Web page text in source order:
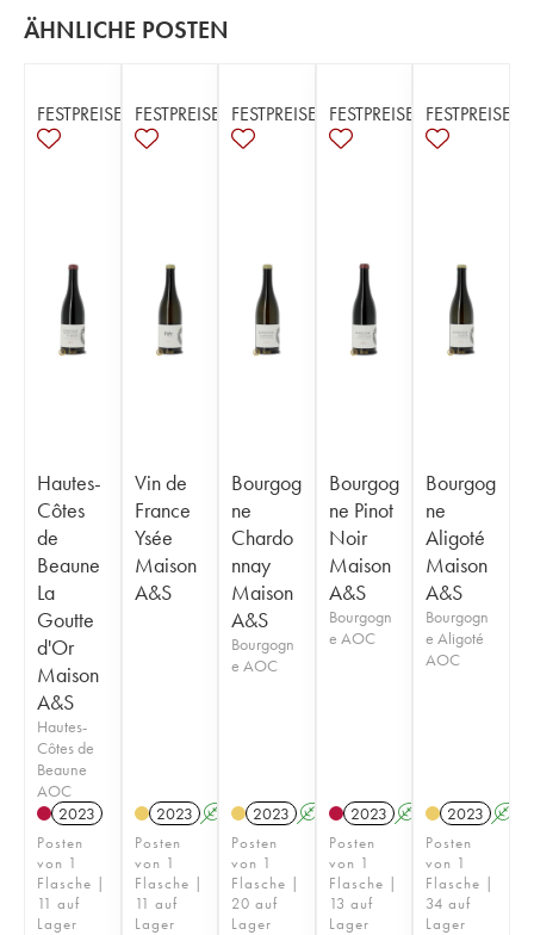
ÄHNLICHE POSTEN
FESTPREISE
Hautes-
Côtes
de
Beaune
La
Goutte
d'Or
Maison
A&S
Hautes-
Côtes de
Beaune
AOC
2023
Posten
von 1
Flasche |
11 auf
Lager
FESTPREISE
Vin de
France
Ysée
Maison
A&S
2023 A
Posten
von 1
Flasche |
11 auf
Lager
FESTPREISE
Bourgog
ne
Chardo
nnay
Maison
A&S
Bourgogn
e AOC
2023 A
Posten
von 1
Flasche |
20 auf
Lager
FESTPREISE
Bourgog
ne Pinot
Noir
Maison
A&S
Bourgogn
e AOC
2023 A
Posten
von 1
Flasche |
13 auf
Lager
FESTPREISE
Bourgog
ne
Aligoté
Maison
A&S
Bourgogn
e Aligoté
AOC
2023 A
Posten
von 1
Flasche |
34 auf
Lager